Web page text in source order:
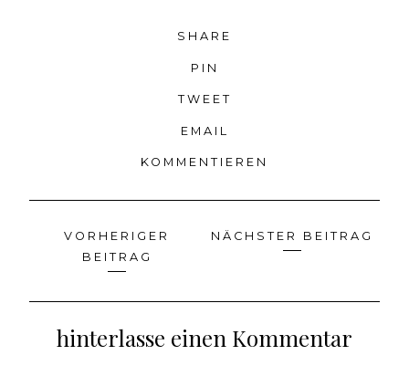
SHARE
PIN
TWEET
EMAIL
KOMMENTIEREN
Beitragsnavigation
VORHERIGER
BEITRAG
NÄCHSTER BEITRAG
hinterlasse einen Kommentar